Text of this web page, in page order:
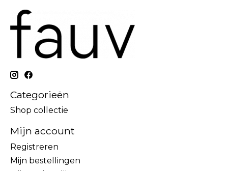
Categorieën
Shop collectie
Mijn account
Registreren
Mijn bestellingen